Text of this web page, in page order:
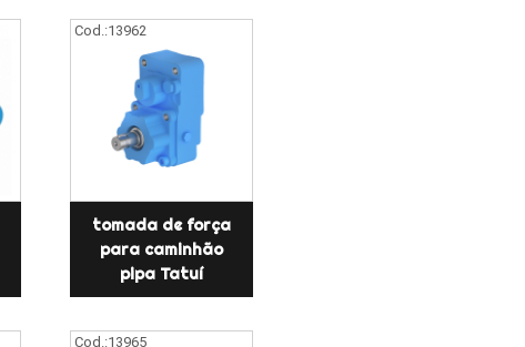
Cod.:13962
tomada de força
para caminhão
pipa Tatuí
Cod.:13965